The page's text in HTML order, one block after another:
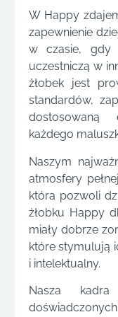
W Happy
zapewnienie
w czasie,
uczestniczą w
żłobek jest
standardów,
dostosowaną
każdego
Naszym
atmosfery
która pozwoli
żłobku Happy
miały dobrze
które stymulują
i intelektualny.
Nasza